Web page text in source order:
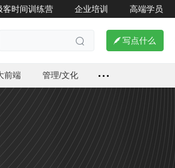
客时间训练营 企业培训 高端学员
  写点什么
前端 管理/文化